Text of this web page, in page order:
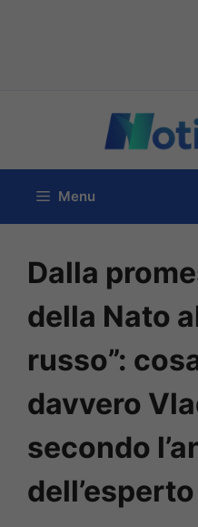
contenuto
Menu
Dalla
della Nato
russo”:
davvero
secondo
dell’esperto